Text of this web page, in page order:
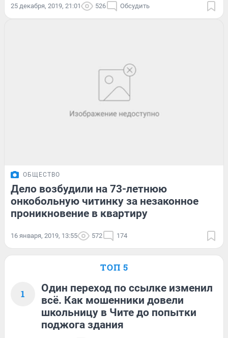
25 декабря, 2019, 21:01 526 Обсудить
ОБЩЕСТВО
Дело возбудили на 73-летнюю
онкобольную читинку за незаконное
проникновение в квартиру
16 января, 2019, 13:55 572 174
ТОП 5
1
Один переход по ссылке изменил
всё. Как мошенники довели
школьницу в Чите до попытки
поджога здания